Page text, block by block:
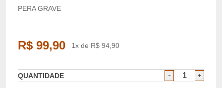
PERA GRAVE
R$ 99,90 1x de R$ 94,90
QUANTIDADE